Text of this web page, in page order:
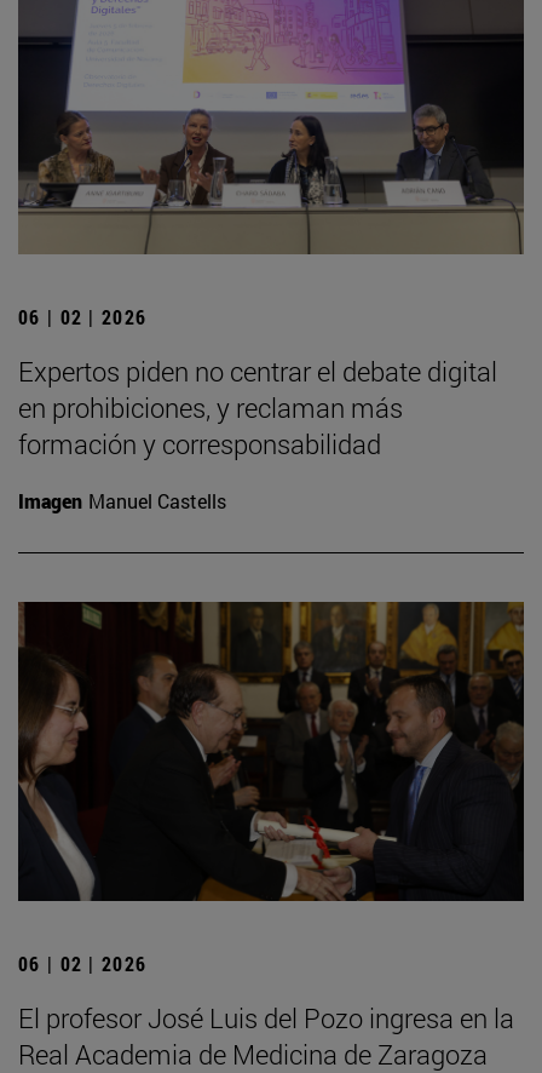
06 | 02 | 2026
Expertos piden no centrar el debate digital
en prohibiciones, y reclaman más
formación y corresponsabilidad
Imagen Manuel Castells
06 | 02 | 2026
El profesor José Luis del Pozo ingresa en la
Real Academia de Medicina de Zaragoza